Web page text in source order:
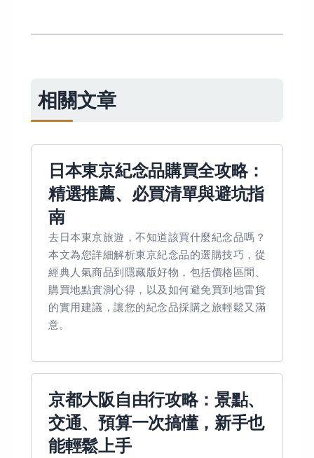
相關文章
日本東京紀念品購買全攻略：
精選推薦、必買清單與避坑指
南
去日本東京旅遊，不知道該買什麼紀念品嗎？
本文為您詳細解析東京紀念品的選購技巧，從
經典人氣商品到隱藏版好物，包括價格區間、
購買地點實測心得，以及如何避免買到地雷貨
的實用建議，讓您的紀念品採購之旅輕鬆又滿
意。
京都大阪自由行攻略：景點、
交通、預算一次搞懂，新手也
能輕鬆上手